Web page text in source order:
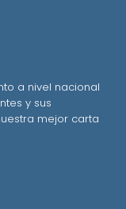
a nivel nacional
y sus
mejor carta